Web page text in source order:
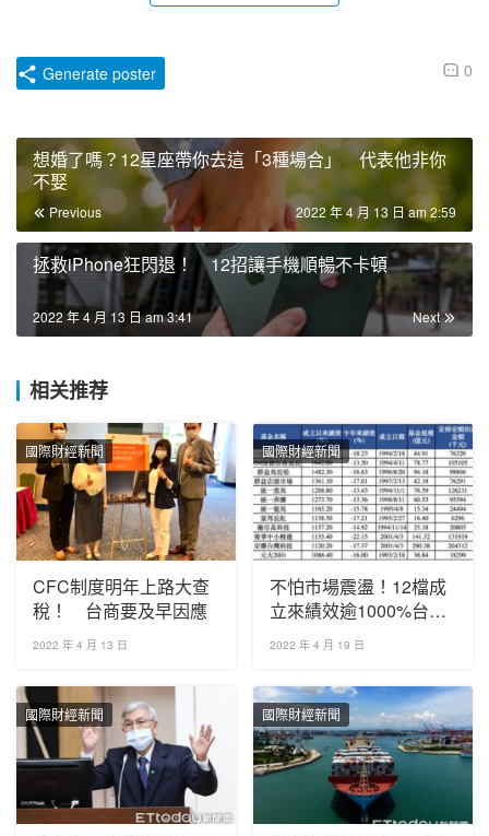
0
Generate poster
想婚了嗎？12星座帶你去這「3種場合」 代表他非你
不娶
Previous 2022 年 4 月 13 日 am 2:59
拯救iPhone狂閃退！ 12招讓手機順暢不卡頓
Next
2022 年 4 月 13 日 am 3:41
相关推荐
國際財經新聞
CFC制度明年上路大查
稅！ 台商要及早因應
2022 年 4 月 13 日
國際財經新聞
不怕市場震盪！12檔成
立來績效逾1000%台股
基金出列
2022 年 4 月 19 日
國際財經新聞 國際財經新聞